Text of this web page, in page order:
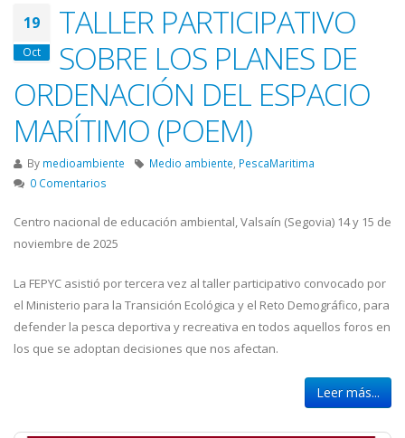
19
Oct
TALLER PARTICIPATIVO
SOBRE LOS PLANES DE
ORDENACIÓN DEL ESPACIO
MARÍTIMO (POEM)
By medioambiente Medio ambiente PescaMaritima
0 Comentarios
Centro nacional de educación ambiental, Valsaín (Segovia) 14 y 15 de
noviembre de 2025
La FEPYC asistió por tercera vez al taller participativo convocado por
el Ministerio para la Transición Ecológica y el Reto Demográfico, para
defender la pesca deportiva y recreativa en todos aquellos foros en
los que se adoptan decisiones que nos afectan.
Leer más...